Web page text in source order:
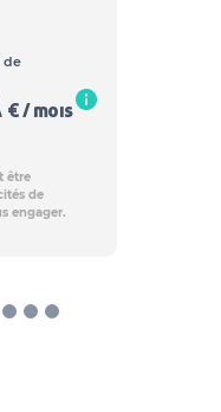
de
€ / mois
être
de
engager.